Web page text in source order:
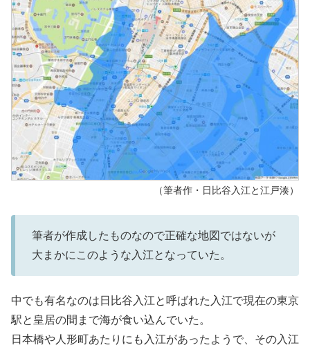
（筆者作・日比谷入江と江戸湊）
筆者が作成したものなので正確な地図ではないが
大まかにこのような入江となっていた。
中でも有名なのは日比谷入江と呼ばれた入江で現在の東京
駅と皇居の間まで海が食い込んでいた。
日本橋や人形町あたりにも入江があったようで、その入江